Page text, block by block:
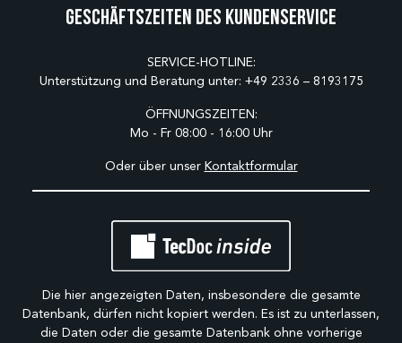
Geschäftszeiten des Kundenservice
SERVICE-HOTLINE:
Unterstützung und Beratung unter: +49 2336 – 8193175
ÖFFNUNGSZEITEN:
Mo - Fr 08:00 - 16:00 Uhr
Oder über unser Kontaktformular
Die hier angezeigten Daten, insbesondere die gesamte
Datenbank, dürfen nicht kopiert werden. Es ist zu unterlassen,
die Daten oder die gesamte Datenbank ohne vorherige